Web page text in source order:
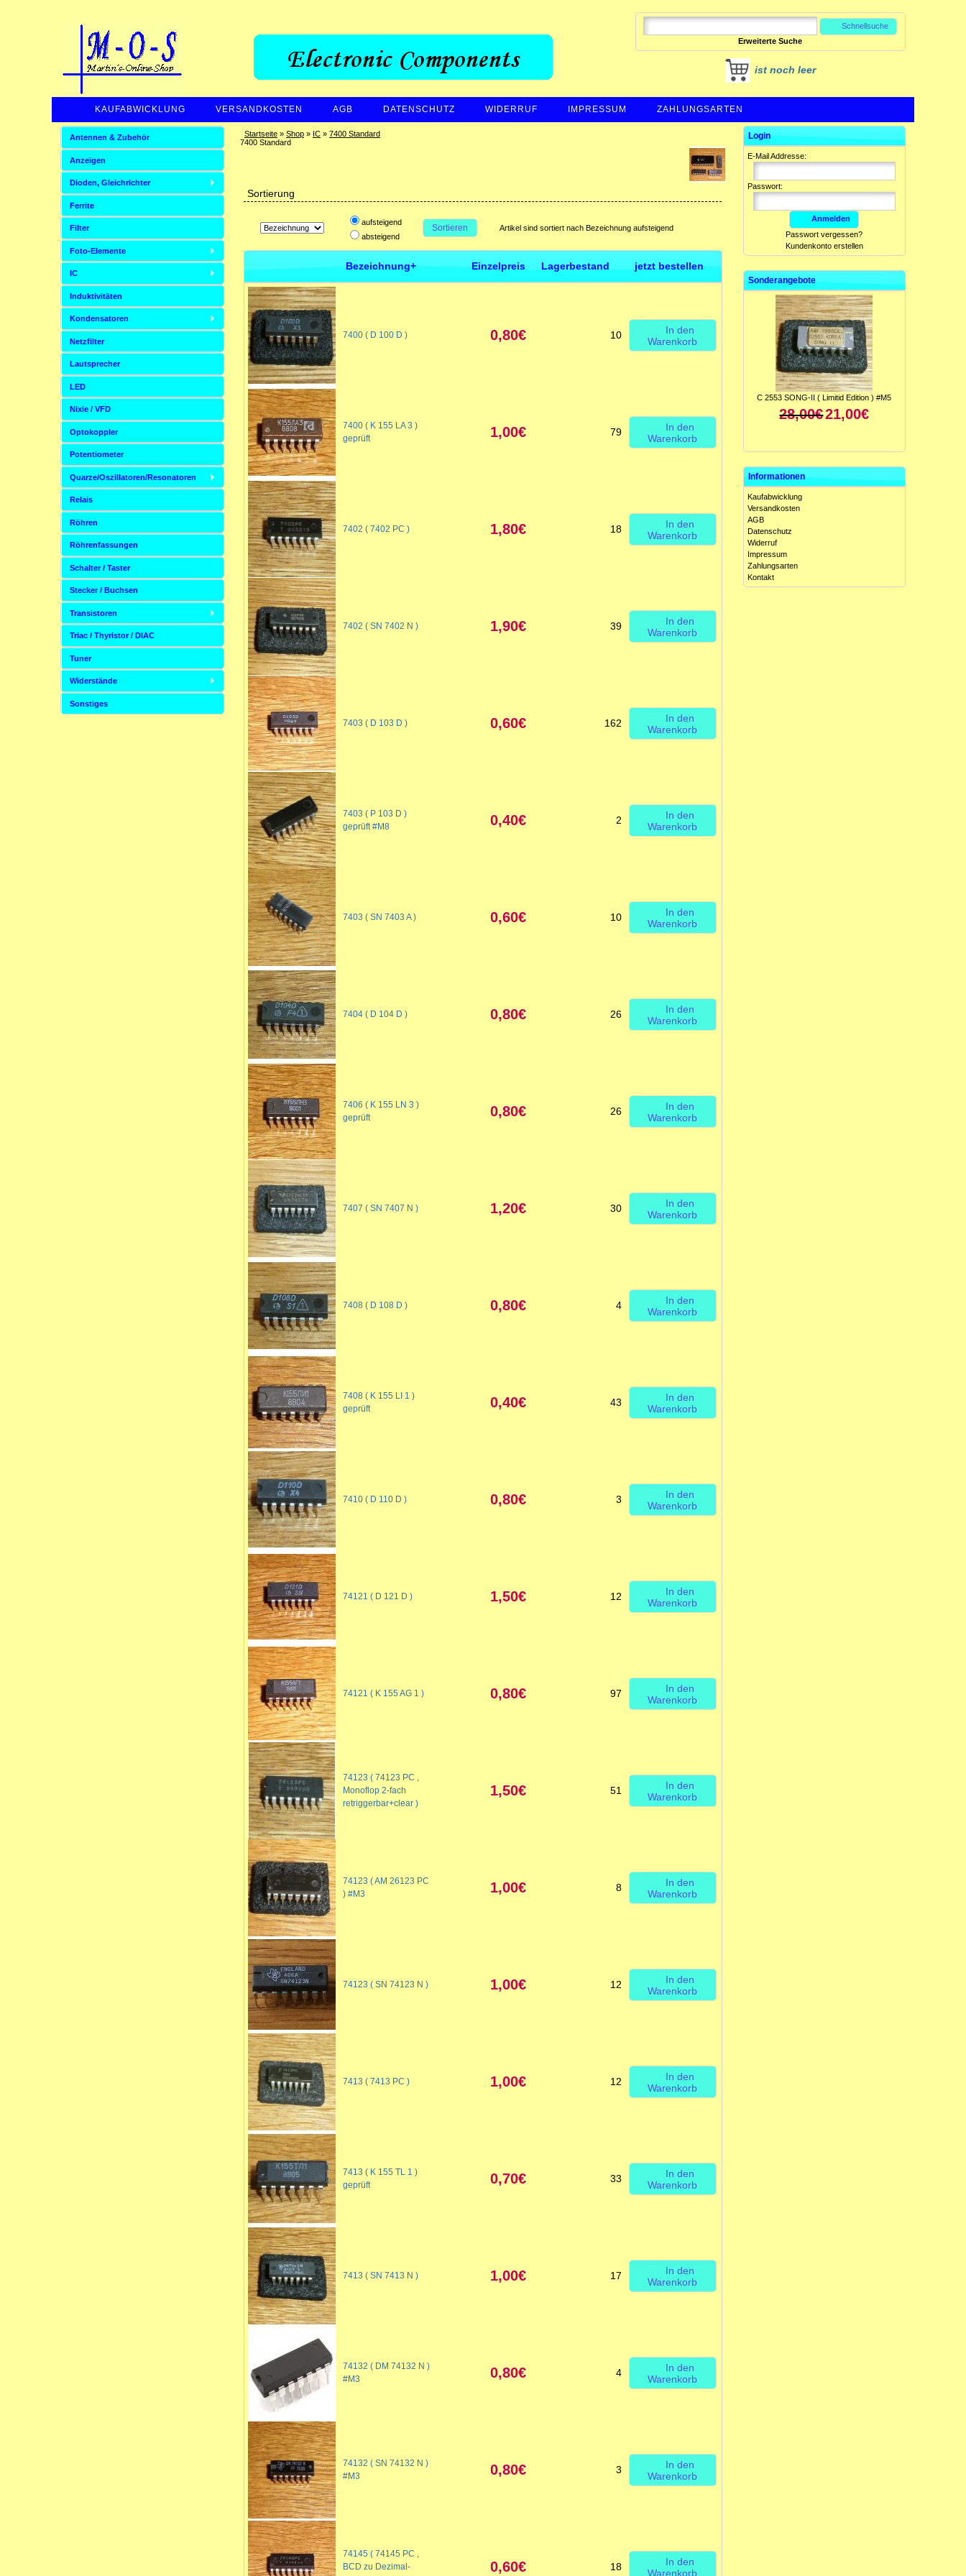
Schnellsuche
Erweiterte Suche
ist noch leer
KAUFABWICKLUNG VERSANDKOSTEN AGB DATENSCHUTZ WIDERRUF IMPRESSUM ZAHLUNGSARTEN
Startseite» Shop» IC» 7400 Standard
7400 Standard
Sortierung
aufsteigend
absteigend
Sortieren Artikel sind sortiert nach Bezeichnung aufsteigend
Bezeichnung+ Einzelpreis Lagerbestand jetzt bestellen
7400 ( D 100 D ) 0,80€ 10
In den
Warenkorb
7400 ( K 155 LA 3 )
geprüft
1,00€ 79
In den
Warenkorb
7402 ( 7402 PC ) 1,80€ 18
In den
Warenkorb
7402 ( SN 7402 N ) 1,90€ 39
In den
Warenkorb
7403 ( D 103 D ) 0,60€ 162
In den
Warenkorb
7403 ( P 103 D )
geprüft #M8
0,40€ 2
In den
Warenkorb
7403 ( SN 7403 A ) 0,60€ 10
In den
Warenkorb
7404 ( D 104 D ) 0,80€ 26
In den
Warenkorb
7406 ( K 155 LN 3 )
geprüft
0,80€ 26
In den
Warenkorb
7407 ( SN 7407 N ) 1,20€ 30
In den
Warenkorb
7408 ( D 108 D ) 0,80€ 4
In den
Warenkorb
7408 ( K 155 LI 1 )
geprüft
0,40€ 43
In den
Warenkorb
7410 ( D 110 D ) 0,80€ 3
In den
Warenkorb
74121 ( D 121 D ) 1,50€ 12
In den
Warenkorb
74121 ( K 155 AG 1 ) 0,80€ 97
In den
Warenkorb
74123 ( 74123 PC ,
Monoflop 2-fach
retriggerbar+clear )
1,50€ 51
In den
Warenkorb
74123 ( AM 26123 PC
) #M3
1,00€ 8
In den
Warenkorb
74123 ( SN 74123 N ) 1,00€ 12
In den
Warenkorb
7413 ( 7413 PC ) 1,00€ 12
In den
Warenkorb
7413 ( K 155 TL 1 )
geprüft
0,70€ 33
In den
Warenkorb
7413 ( SN 7413 N ) 1,00€ 17
In den
Warenkorb
74132 ( DM 74132 N )
#M3
0,80€ 4
In den
Warenkorb
74132 ( SN 74132 N )
#M3
0,80€ 3
In den
Warenkorb
74145 ( 74145 PC ,
BCD zu Dezimal-
0,60€ 18
In den
Warenkorb
Antennen & Zubehör
Anzeigen
Dioden, Gleichrichter
Ferrite
Filter
Foto-Elemente
IC
Induktivitäten
Kondensatoren
Netzfilter
Lautsprecher
LED
Nixie / VFD
Optokoppler
Potentiometer
Quarze/Oszillatoren/Resonatoren
Relais
Röhren
Röhrenfassungen
Schalter / Taster
Stecker / Buchsen
Transistoren
Triac / Thyristor / DIAC
Tuner
Widerstände
Sonstiges
Login
E-Mail Addresse:
Passwort:
Anmelden
Passwort vergessen?
Kundenkonto erstellen
Sonderangebote
15,00€
C 2553 SONG-II ( Limitid Edition ) #M5
28,00€21,00€
Informationen
Kaufabwicklung
Versandkosten
AGB
Datenschutz
Widerruf
Impressum
Zahlungsarten
Kontakt